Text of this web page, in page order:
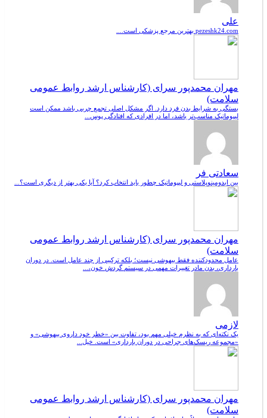
علی
pezeshk24.com بهترین مرجع پزشکی است....
مهران محمدپور سرای (کارشناس ارشد روابط عمومی
سلامت)
بستگی به شرایط بدن فرد دارد. اگر مشکل اصلی تجمع چربی باشد ممکن است
لیپوماتیک مناسب‌تر باشد، اما در افرادی که افتادگی پوس...
سعادتی فر
بین ابدومینوپلاستی و لیپوماتیک چطور باید انتخاب کرد؟ آیا یکی بهتر از دیگری است؟...
مهران محمدپور سرای (کارشناس ارشد روابط عمومی
سلامت)
عامل محدودکننده فقط بیهوشی نیست؛ بلکه ترکیبی از چند عامل است. در دوران
بارداری، بدن مادر تغییرات مهمی در سیستم گردش خون،...
لازمی
یک نکته‌ای که به نظرم خیلی مهم بود، تفاوت بین «خطر خود داروی بیهوشی» و
«مجموعه ریسک‌های جراحی در دوران بارداری» است. خیل...
مهران محمدپور سرای (کارشناس ارشد روابط عمومی
سلامت)